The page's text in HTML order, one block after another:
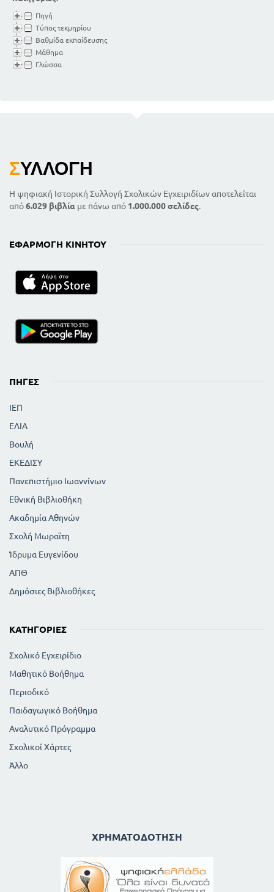
Πηγή
Τύπος τεκμηρίου
Βαθμίδα εκπαίδευσης
Μάθημα
Γλώσσα
ΣΥΛΛΟΓΉ
Η ψηφιακή Ιστορική Συλλογή Σχολικών Εγχειριδίων αποτελείται
από6.029 βιβλία με πάνω από 1.000.000 σελίδες.
ΕΦΑΡΜΟΓΉ ΚΙΝΗΤΟΎ
ΠΗΓΈΣ
ΙΕΠ
ΕΛΙΑ
Βουλή
ΕΚΕΔΙΣΥ
Πανεπιστήμιο Ιωαννίνων
Εθνική Βιβλιοθήκη
Ακαδημία Αθηνών
Σχολή Μωραϊτη
Ίδρυμα Ευγενίδου
ΑΠΘ
Δημόσιες Βιβλιοθήκες
ΚΑΤΗΓΟΡΊΕΣ
Σχολικό Εγχειρίδιο
Μαθητικό Βοήθημα
Περιοδικό
Παιδαγωγικό Βοήθημα
Αναλυτικό Πρόγραμμα
Σχολικοί Χάρτες
Άλλο
ΧΡΗΜΑΤΟΔΌΤΗΣΗ